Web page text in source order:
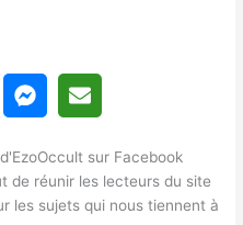
sur Facebook
de réunir les lecteurs du site
les sujets qui nous tiennent à